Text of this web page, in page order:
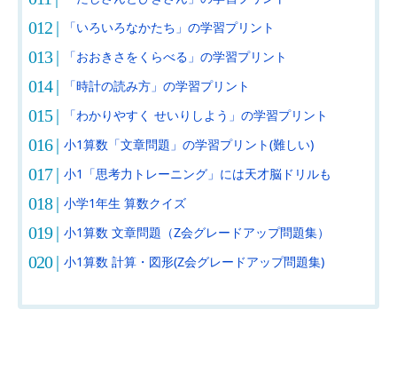
「いろいろなかたち」の学習プリント
「おおきさをくらべる」の学習プリント
「時計の読み方」の学習プリント
「わかりやすく せいりしよう」の学習プリント
小1算数「文章問題」の学習プリント(難しい)
小1「思考力トレーニング」には天才脳ドリルも
小学1年生 算数クイズ
小1算数 文章問題（Z会グレードアップ問題集）
小1算数 計算・図形(Z会グレードアップ問題集)